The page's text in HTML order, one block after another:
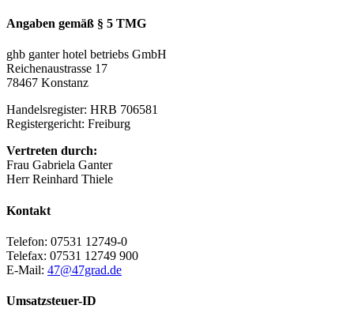
Angaben gemäß § 5 TMG
ghb ganter hotel betriebs GmbH
Reichenaustrasse 17
78467 Konstanz
Handelsregister: HRB 706581
Registergericht: Freiburg
Vertreten durch:
Frau Gabriela Ganter
Herr Reinhard Thiele
Kontakt
Telefon: 07531 12749-0
Telefax: 07531 12749 900
E-Mail: 47@47grad.de
Umsatzsteuer-ID